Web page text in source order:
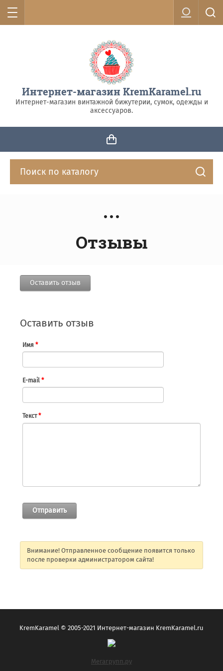
Интернет-магазин KremKaramel.ru
Интернет-магазин винтажной бижутерии, сумок, одежды и
аксессуаров.
Отзывы
Оставить отзыв
Оставить отзыв
Имя *
E-mail *
Текст*
Внимание! Отправленное сообщение появится только
после проверки администратором сайта!
KremKaramel © 2005-2021 Интернет-магазин KremKaramel.ru
Мегагрупп.ру